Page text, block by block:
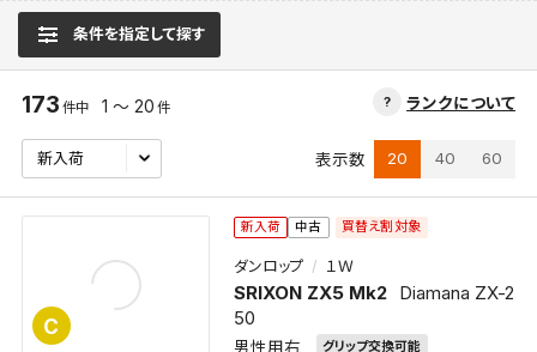
条件を指定して探す
ランクについて
173 件中 1 ～ 20 件
表示数 20 40 60
C
新入荷 中古 買替え割対象
ダンロップ １Ｗ
SRIXON ZX5 Mk2
Diamana ZX-2
50
男性用右 グリップ交換可能